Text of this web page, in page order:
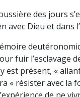
des jours
avec Dieu et dans
fuir l’esclavage
est présent, «
« résister avec la